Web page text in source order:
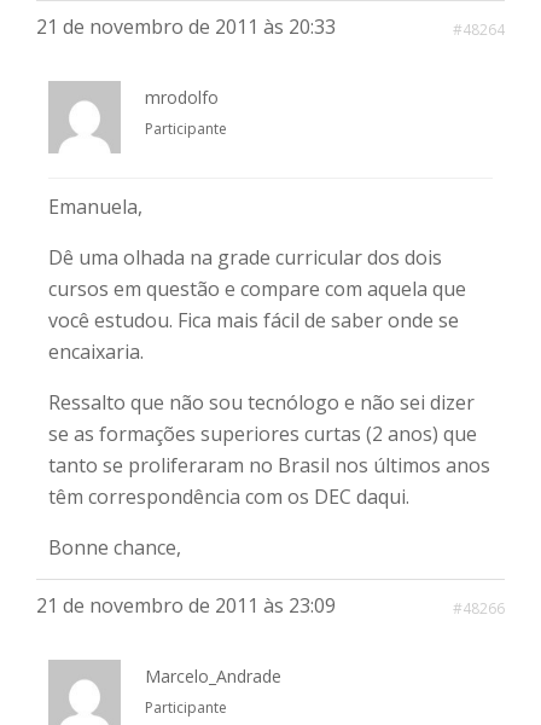
21 de novembro de 2011 às 20:33 #48264
mrodolfo
Participante
Emanuela,
Dê uma olhada na grade curricular dos dois
cursos em questão e compare com aquela que
você estudou. Fica mais fácil de saber onde se
encaixaria.
Ressalto que não sou tecnólogo e não sei dizer
se as formações superiores curtas (2 anos) que
tanto se proliferaram no Brasil nos últimos anos
têm correspondência com os DEC daqui.
Bonne chance,
21 de novembro de 2011 às 23:09 #48266
Marcelo_Andrade
Participante